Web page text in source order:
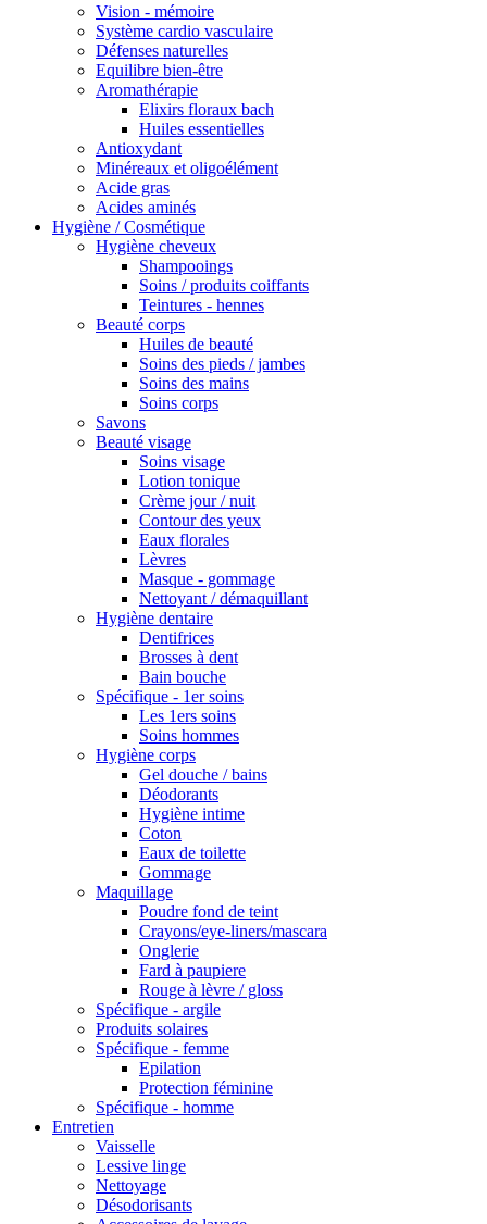
Vision - mémoire
Système cardio vasculaire
Défenses naturelles
Equilibre bien-être
Aromathérapie
Elixirs floraux bach
Huiles essentielles
Antioxydant
Minéreaux et oligoélément
Acide gras
Acides aminés
Hygiène / Cosmétique
Hygiène cheveux
Shampooings
Soins / produits coiffants
Teintures - hennes
Beauté corps
Huiles de beauté
Soins des pieds / jambes
Soins des mains
Soins corps
Savons
Beauté visage
Soins visage
Lotion tonique
Crème jour / nuit
Contour des yeux
Eaux florales
Lèvres
Masque - gommage
Nettoyant / démaquillant
Hygiène dentaire
Dentifrices
Brosses à dent
Bain bouche
Spécifique - 1er soins
Les 1ers soins
Soins hommes
Hygiène corps
Gel douche / bains
Déodorants
Hygiène intime
Coton
Eaux de toilette
Gommage
Maquillage
Poudre fond de teint
Crayons/eye-liners/mascara
Onglerie
Fard à paupiere
Rouge à lèvre / gloss
Spécifique - argile
Produits solaires
Spécifique - femme
Epilation
Protection féminine
Spécifique - homme
Entretien
Vaisselle
Lessive linge
Nettoyage
Désodorisants